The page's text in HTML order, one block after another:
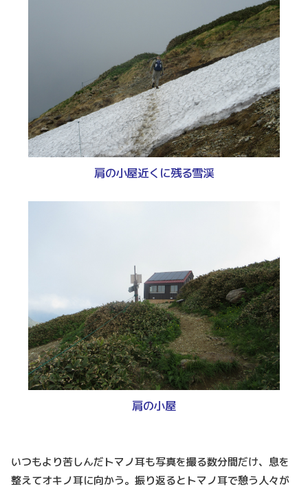
肩の小屋近くに残る雪渓
肩の小屋
いつもより苦しんだトマノ耳も写真を撮る数分間だけ、息を
整えてオキノ耳に向かう。振り返るとトマノ耳で憩う人々が